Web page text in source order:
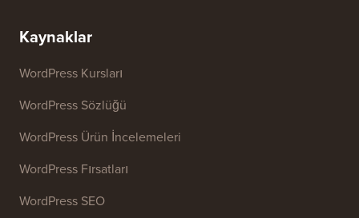
Kaynaklar
WordPress Kursları
WordPress Sözlüğü
WordPress Ürün İncelemeleri
WordPress Fırsatları
WordPress SEO